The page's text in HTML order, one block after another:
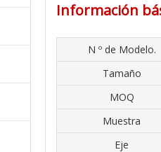
Información
N º de Modelo.
Tamaño
MOQ
Muestra
Eje